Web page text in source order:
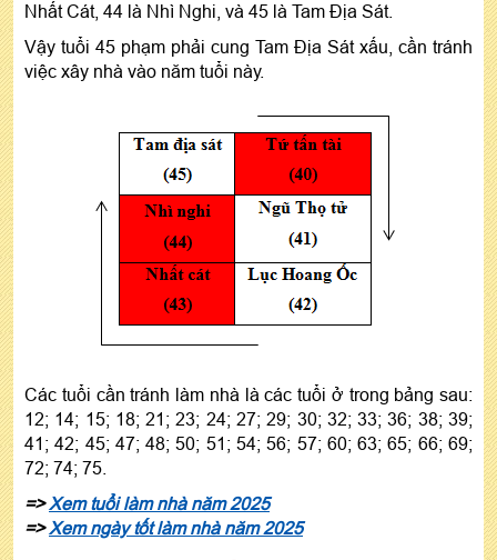
Nhất Cát, 44 là Nhì Nghi, và 45 là Tam Địa Sát.
Vậy tuổi 45 phạm phải cung Tam Địa Sát xấu, cần tránh
việc xây nhà vào năm tuổi này.
Các tuổi cần tránh làm nhà là các tuổi ở trong bảng sau:
12; 14; 15; 18; 21; 23; 24; 27; 29; 30; 32; 33; 36; 38; 39;
41; 42; 45; 47; 48; 50; 51; 54; 56; 57; 60; 63; 65; 66; 69;
72; 74; 75.
=>Xem tuổi làm nhà năm 2025
=>Xem ngày tốt làm nhà năm 2025